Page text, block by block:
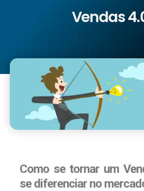
Vendas
Como se tornar um
se diferenciar no